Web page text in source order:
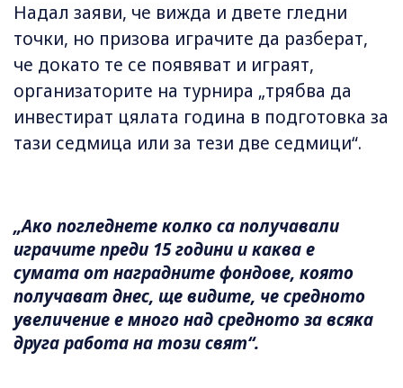
Надал заяви, че вижда и двете гледни
точки, но призова играчите да разберат,
че докато те се появяват и играят,
организаторите на турнира „трябва да
инвестират цялата година в подготовка за
тази седмица или за тези две седмици“.
„Ако погледнете колко са получавали
играчите преди 15 години и каква е
сумата от наградните фондове, която
получават днес, ще видите, че средното
увеличение е много над средното за всяка
друга работа на този свят“.